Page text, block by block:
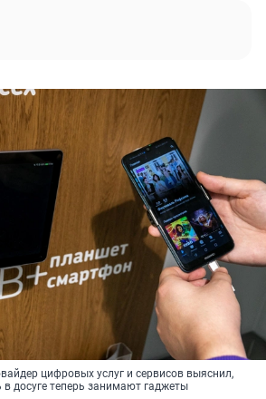
цифровых услуг и сервисов выяснил,
досуге теперь занимают гаджеты